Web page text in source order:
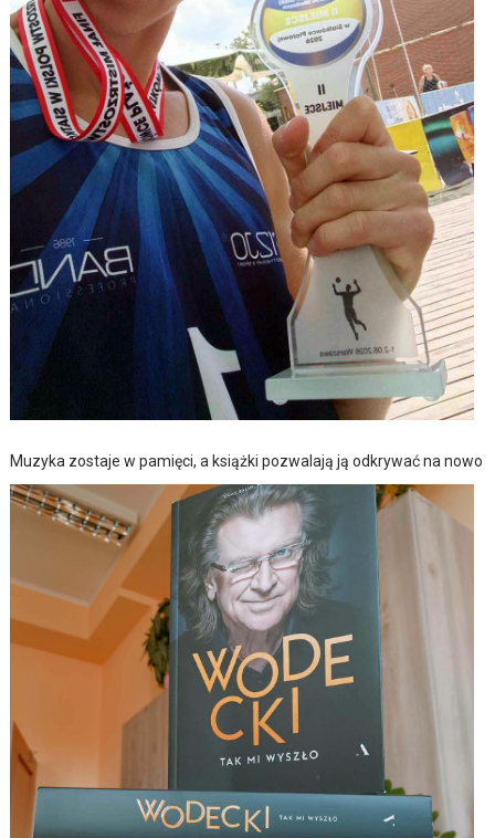
Muzyka zostaje w pamięci, a książki pozwalają ją odkrywać na nowo